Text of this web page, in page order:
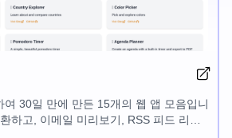
여 30일 만에 만든 15개의 웹 앱 모음입니
하고, 이메일 미리보기, RSS 피드 리더,